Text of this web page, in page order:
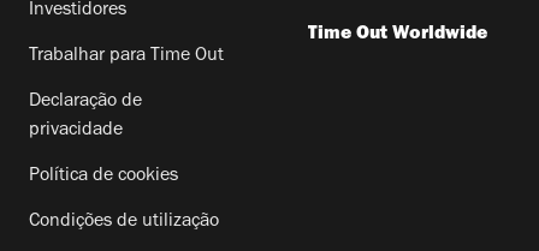
Investidores
Trabalhar para Time Out
Declaração de
privacidade
Política de cookies
Condições de utilização
Time Out Worldwide